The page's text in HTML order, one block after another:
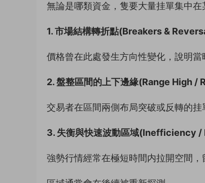
無論是哪類資金，隻要大量挂單集中
1. 市場結構轉折點(Breakers &
價格曾在此處發生方向性變化，說明當
2. 盤整區間的上下邊緣(Range High /
交易者在區間兩側布局突破或反轉的挂
3. 失衡與快速波動區域(Inefficiency
強勢行情經常在極短時間内拉開空間